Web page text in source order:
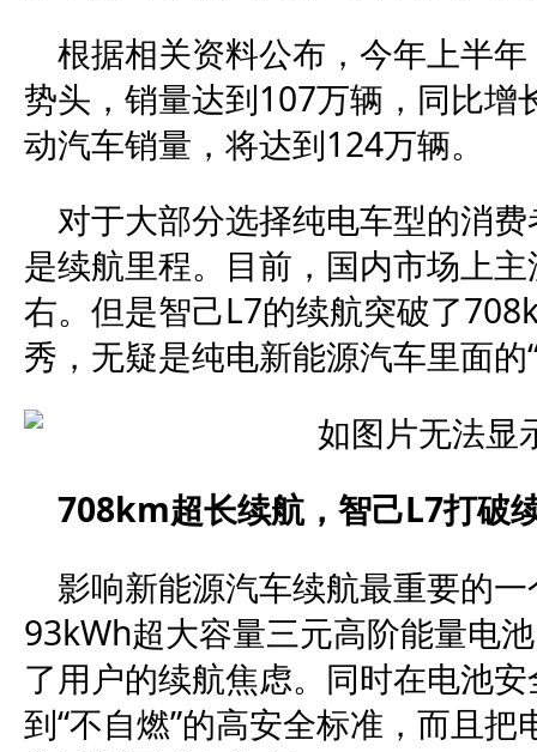
根据相关资料公布，今年上半
势头，销量达到107万辆，同比增
动汽车销量，将达到124万辆。
对于大部分选择纯电车型的消
是续航里程。目前，国内市场上
右。但是智己L7的续航突破了
秀，无疑是纯电新能源汽车里面的
708km超长续航，智己L7打破
影响新能源汽车续航最重要的
93kWh超大容量三元高阶能量电
了用户的续航焦虑。同时在电池
到“不自燃”的高安全标准，而且